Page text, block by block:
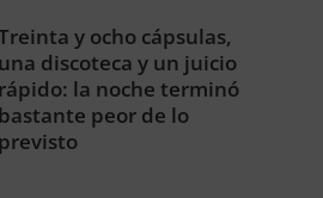
y ocho cápsulas,
una discoteca y un juicio
rápido: la noche terminó
bastante peor de lo
previsto